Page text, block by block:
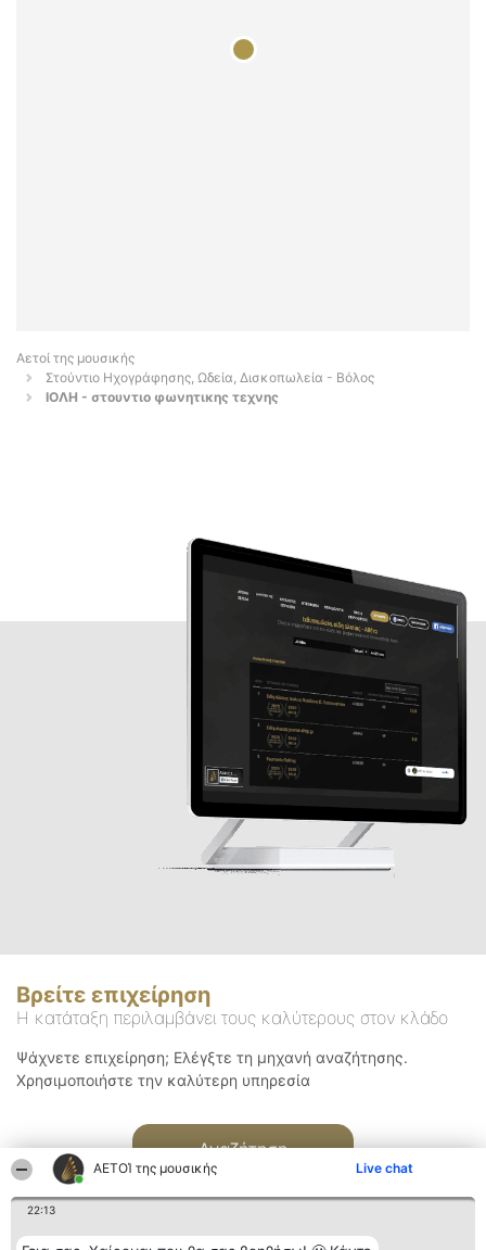
ΑΕΤΟΊ της μουσικής Live chat
22:13
Αετοί της μουσικής
Στούντιο Ηχογράφησης, Ωδεία, Δισκοπωλεία - Βόλος
ΙΟΛΗ - στουντιο φωνητικης τεχνης
Βρείτε επιχείρηση
Η κατάταξη περιλαμβάνει τους καλύτερους στον κλάδο
Ψάχνετε επιχείρηση; Ελέγξτε τη μηχανή αναζήτησης.
Χρησιμοποιήστε την καλύτερη υπηρεσία
Αναζήτηση